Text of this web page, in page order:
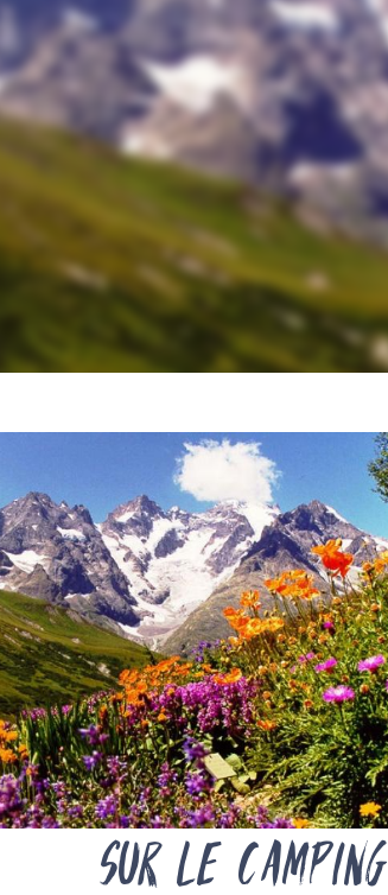
Sur le